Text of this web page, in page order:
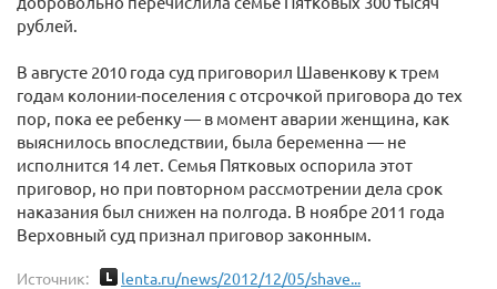
рублей.
В августе 2010 года суд приговорил Шавенкову к трем
годам колонии-поселения с отсрочкой приговора до тех
пор, пока ее ребенку — в момент аварии женщина, как
выяснилось впоследствии, была беременна — не
исполнится 14 лет. Семья Пятковых оспорила этот
приговор, но при повторном рассмотрении дела срок
наказания был снижен на полгода. В ноябре 2011 года
Верховный суд признал приговор законным.
Источник: lenta.ru/news/2012/12/05/shave...